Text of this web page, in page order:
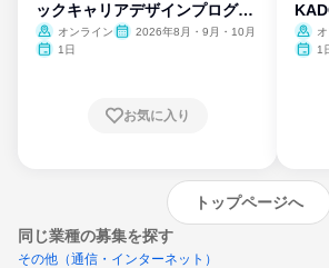
ックキャリアデザインプログラ
ム
オンライン
2026年8月・9月・10月
1日
お気に入り
1
トップページへ
同じ業種の募集を探す
その他（通信・インターネット）